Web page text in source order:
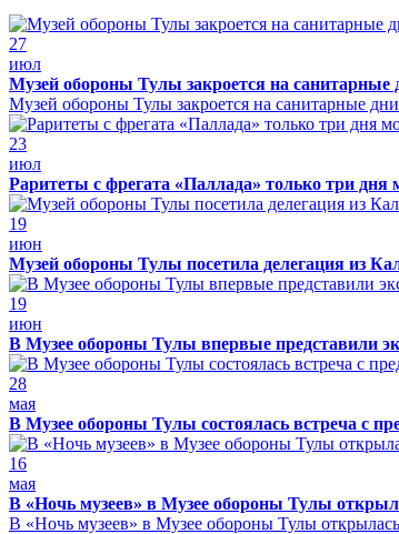
27
июл
Музей обороны Тулы закроется на санитарные
Музей обороны Тулы закроется на санитарные
23
июл
Раритеты с фрегата «Паллада» только три
19
июн
Музей обороны Тулы посетила делегация из
19
июн
В Музее обороны Тулы впервые представили
28
мая
В Музее обороны Тулы состоялась встреча с
16
мая
В «Ночь музеев» в Музее обороны Тулы
В «Ночь музеев» в Музее обороны Тулы